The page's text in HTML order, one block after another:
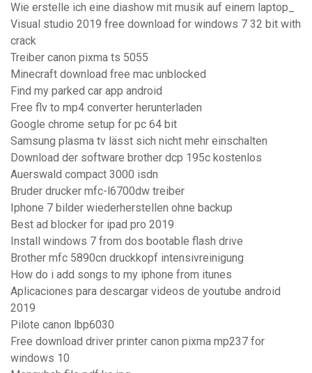
Wie erstelle ich eine diashow mit musik auf einem laptop_
Visual studio 2019 free download for windows 7 32 bit with
crack
Treiber canon pixma ts 5055
Minecraft download free mac unblocked
Find my parked car app android
Free flv to mp4 converter herunterladen
Google chrome setup for pc 64 bit
Samsung plasma tv lässt sich nicht mehr einschalten
Download der software brother dcp 195c kostenlos
Auerswald compact 3000 isdn
Bruder drucker mfc-l6700dw treiber
Iphone 7 bilder wiederherstellen ohne backup
Best ad blocker for ipad pro 2019
Install windows 7 from dos bootable flash drive
Brother mfc 5890cn druckkopf intensivreinigung
How do i add songs to my iphone from itunes
Aplicaciones para descargar videos de youtube android
2019
Pilote canon lbp6030
Free download driver printer canon pixma mp237 for
windows 10